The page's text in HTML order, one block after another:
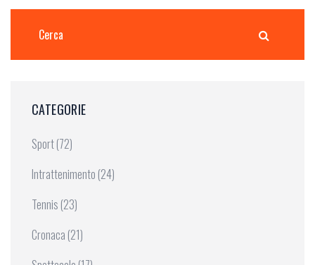
CATEGORIE
Sport(72)
Intrattenimento (24)
Tennis (23)
Cronaca (21)